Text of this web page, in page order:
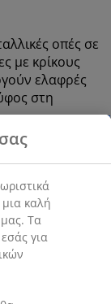
οπές σε
με κρίκους
ελαφρές
στη
έχει μια
και
καλή
Τα
για